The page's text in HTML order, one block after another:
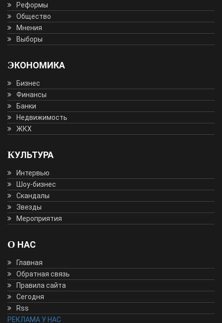
Реформы
Общество
Мнения
Выборы
ЭКОНОМИКА
Бизнес
Финансы
Банки
Недвижимость
ЖКХ
КУЛЬТУРА
Интервью
Шоу-бизнес
Скандалы
Звезды
Мероприятия
О НАС
Главная
Обратная связь
Правила сайта
Сегодня
Rss
РЕКЛАМА У НАС